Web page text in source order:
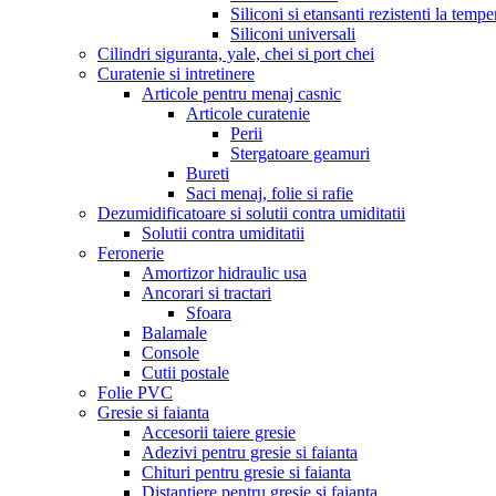
Siliconi si etansanti rezistenti la
Siliconi universali
Cilindri siguranta, yale, chei si port chei
Curatenie si intretinere
Articole pentru menaj casnic
Articole curatenie
Perii
Stergatoare geamuri
Bureti
Saci menaj, folie si rafie
Dezumidificatoare si solutii contra umiditatii
Solutii contra umiditatii
Feronerie
Amortizor hidraulic usa
Ancorari si tractari
Sfoara
Balamale
Console
Cutii postale
Folie PVC
Gresie si faianta
Accesorii taiere gresie
Adezivi pentru gresie si faianta
Chituri pentru gresie si faianta
Distantiere pentru gresie si faianta